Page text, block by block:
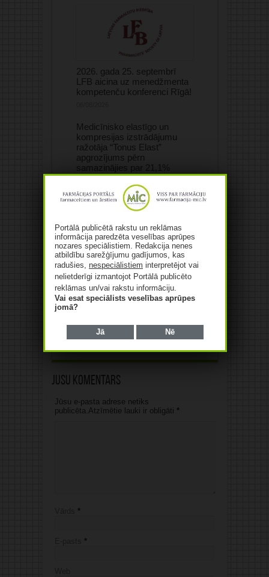
2026. gada 25. septembrī
LFB aicina uz menedžmenta
kompetenču konferenci Rīgā!
Medicīnisko elastīgo un
kompresijas izstrādājumu
ražotāja “Tonus Elast”
apgrozījums pērn
samazinājies par 21,1%
Pusaudzis grib lietot kreatīnu
saka eksperti?
06/08/2026
Jūsu komentārs
Jūsu e-pasta adrese netiks
publicēta.Atzīmētie lauki ir obligāti *
*
*
Portālā publicētā rakstu un reklāmas
informācija paredzēta veselības aprūpes
nozares speciālistiem. Redakcija nenes
atbildību sarežģījumu gadījumos, kas
radušies, nespeciālistiem interpretējot vai
nelietderīgi izmantojot Portālā publicēto
reklāmas un/vai rakstu informāciju.
Vai esat speciālists veselības aprūpes
jomā?
Jā Nē